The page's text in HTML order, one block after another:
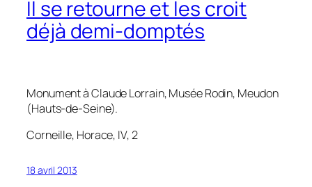
Il se retourne et les croit
déjà demi-domptés
Monument à Claude Lorrain, Musée Rodin, Meudon
(Hauts-de-Seine).
Corneille, Horace, IV, 2
18 avril 2013